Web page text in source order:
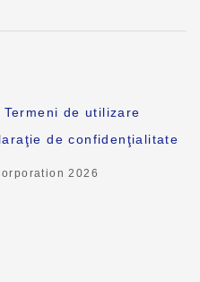
Termeni de utilizare
de confidenţialitate
2026